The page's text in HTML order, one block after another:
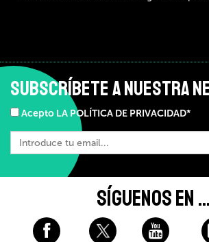
SUBSCRÍBETE A NUESTRA
Acepto LA POLÍTICA DE PRIVACIDAD*
SÍGUENOS EN ...